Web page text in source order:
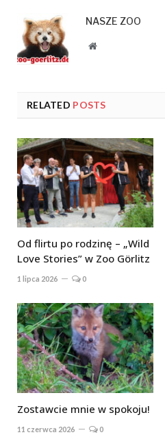
NASZE ZOO
Website
RELATED POSTS
Od flirtu po rodzinę – „Wild
Love Stories” w Zoo Görlitz
1 lipca 2026 0
Zostawcie mnie w spokoju!
11 czerwca 2026 0